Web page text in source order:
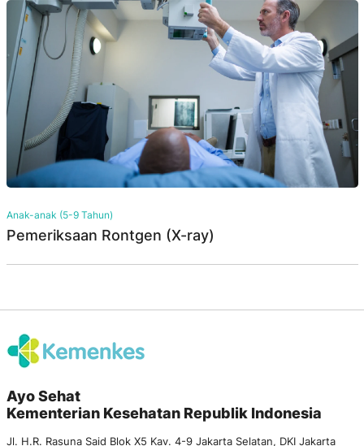
Anak-anak (5-9 Tahun)
Pemeriksaan Rontgen (X-ray)
Ayo Sehat
Kementerian Kesehatan Republik Indonesia
Jl. H.R. Rasuna Said Blok X5 Kav. 4-9 Jakarta Selatan, DKI Jakarta